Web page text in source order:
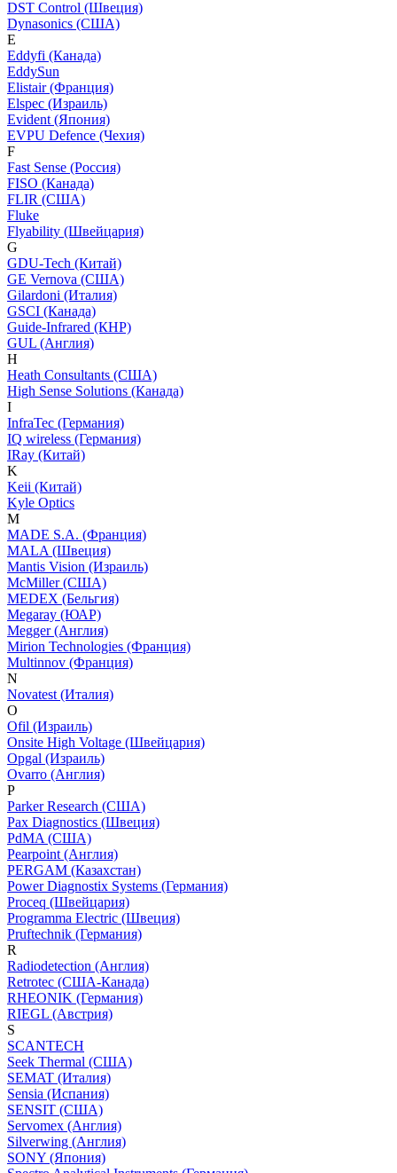
DST Control (Швеция)
Dynasonics (США)
E
Eddyfi (Канада)
EddySun
Elistair (Франция)
Elspec (Израиль)
Evident (Япония)
EVPU Defence (Чехия)
F
Fast Sense (Россия)
FISO (Канада)
FLIR (США)
Fluke
Flyability (Швейцария)
G
GDU-Tech (Китай)
GE Vernova (США)
Gilardoni (Италия)
GSCI (Канада)
Guide-Infrared (КНР)
GUL (Англия)
H
Heath Consultants (США)
High Sense Solutions (Канада)
I
InfraTec (Германия)
IQ wireless (Германия)
IRay (Китай)
K
Keii (Китай)
Kyle Optics
M
MADE S.A. (Франция)
MALA (Швеция)
Mantis Vision (Израиль)
McMiller (США)
MEDEX (Бельгия)
Megaray (ЮАР)
Megger (Англия)
Mirion Technologies (Франция)
Multinnov (Франция)
N
Novatest (Италия)
O
Ofil (Израиль)
Onsite High Voltage (Швейцария)
Opgal (Израиль)
Ovarro (Англия)
P
Parker Research (США)
Pax Diagnostics (Швеция)
PdMA (США)
Pearpoint (Англия)
PERGAM (Казахстан)
Power Diagnostix Systems (Германия)
Proceq (Швейцария)
Programma Electric (Швеция)
Pruftechnik (Германия)
R
Radiodetection (Англия)
Retrotec (США-Канада)
RHEONIK (Германия)
RIEGL (Австрия)
S
SCANTECH
Seek Thermal (США)
SEMAT (Италия)
Sensia (Испания)
SENSIT (США)
Servomex (Англия)
Silverwing (Англия)
SONY (Япония)